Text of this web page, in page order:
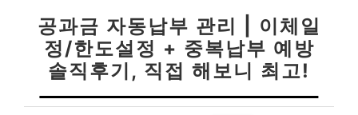
공과금 자동납부 관리 | 이체일
정/한도설정 + 중복납부 예방
솔직후기, 직접 해보니 최고!